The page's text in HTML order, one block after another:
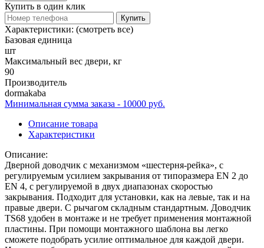
Купить в один клик
Купить
Характеристики: (смотреть все)
Базовая единица
шт
Максимальный вес двери, кг
90
Производитель
dormakaba
Минимальная сумма заказа - 10000 руб.
Описание товара
Характеристики
Описание:
Дверной доводчик с механизмом «шестерня-рейка», с
регулируемым усилием закрывания от типоразмера EN 2 до
EN 4, с регулируемой в двух диапазонах скоростью
закрывания. Подходит для установки, как на левые, так и на
правые двери. С рычагом складным стандартным. Доводчик
TS68 удобен в монтаже и не требует применения монтажной
пластины. При помощи монтажного шаблона вы легко
сможете подобрать усилие оптимальное для каждой двери.